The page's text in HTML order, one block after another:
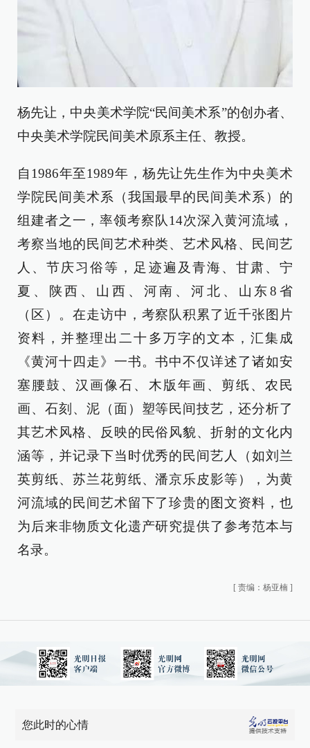
杨先让，中央美术学院“民间美术系”的创办者、
中央美术学院民间美术原系主任、教授。
自1986年至1989年，杨先让先生作为中央美术
学院民间美术系（我国最早的民间美术系）的
组建者之一，率领考察队14次深入黄河流域，
考察当地的民间艺术种类、艺术风格、民间艺
人、节庆习俗等，足迹遍及青海、甘肃、宁
夏、陕西、山西、河南、河北、山东8省
（区）。在走访中，考察队积累了近千张图片
资料，并整理出二十多万字的文本，汇集成
《黄河十四走》一书。书中不仅详述了诸如安
塞腰鼓、汉画像石、木版年画、剪纸、农民
画、石刻、泥（面）塑等民间技艺，还分析了
其艺术风格、反映的民俗风貌、折射的文化内
涵等，并记录下当时优秀的民间艺人（如刘兰
英剪纸、苏兰花剪纸、潘京乐皮影等），为黄
河流域的民间艺术留下了珍贵的图文资料，也
为后来非物质文化遗产研究提供了参考范本与
名录。
[ 责编：杨亚楠 ]
您此时的心情